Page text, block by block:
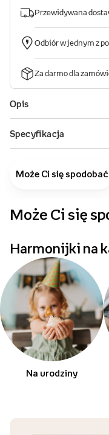
Może Ci się spodobać
Może Ci się